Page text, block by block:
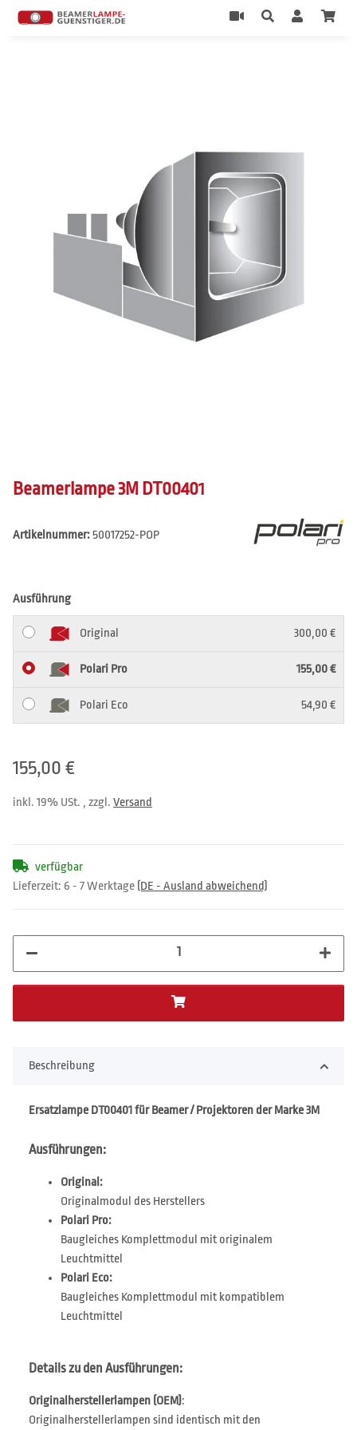
Beamerlampe 3M DT00401
Artikelnummer:50017252-POP
Ausführung
Original 300,00 €
Polari Pro 155,00 €
Polari Eco 54,90 €
155,00 €
inkl. 19% USt. , zzgl. Versand
verfügbar
Lieferzeit: 6 - 7 Werktage (DE - Ausland abweichend)
Beschreibung
Ersatzlampe DT00401 für Beamer / Projektoren der Marke 3M
Ausführungen:
Original:
Originalmodul des Herstellers
Polari Pro:
Baugleiches Komplettmodul mit originalem
Leuchtmittel
Polari Eco:
Baugleiches Komplettmodul mit kompatiblem
Leuchtmittel
Details zu den Ausführungen:
Originalherstellerlampen (OEM):
Originalherstellerlampen sind identisch mit den